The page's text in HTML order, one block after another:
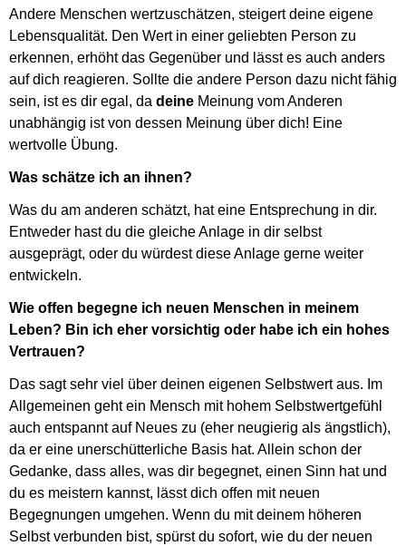
Andere Menschen wertzuschätzen, steigert deine eigene
Lebensqualität. Den Wert in einer geliebten Person zu
erkennen, erhöht das Gegenüber und lässt es auch anders
auf dich reagieren. Sollte die andere Person dazu nicht fähig
sein, ist es dir egal, da deine Meinung vom Anderen
unabhängig ist von dessen Meinung über dich! Eine
wertvolle Übung.
Was schätze ich an ihnen?
Was du am anderen schätzt, hat eine Entsprechung in dir.
Entweder hast du die gleiche Anlage in dir selbst
ausgeprägt, oder du würdest diese Anlage gerne weiter
entwickeln.
Wie offen begegne ich neuen Menschen in meinem
Leben? Bin ich eher vorsichtig oder habe ich ein hohes
Vertrauen?
Das sagt sehr viel über deinen eigenen Selbstwert aus. Im
Allgemeinen geht ein Mensch mit hohem Selbstwertgefühl
auch entspannt auf Neues zu (eher neugierig als ängstlich),
da er eine unerschütterliche Basis hat. Allein schon der
Gedanke, dass alles, was dir begegnet, einen Sinn hat und
du es meistern kannst, lässt dich offen mit neuen
Begegnungen umgehen. Wenn du mit deinem höheren
Selbst verbunden bist, spürst du sofort, wie du der neuen